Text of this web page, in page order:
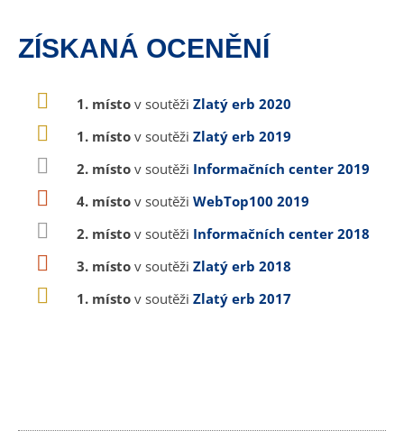
ZÍSKANÁ OCENĚNÍ
1. místo v soutěži Zlatý erb 2020
1. místo v soutěži Zlatý erb 2019
2. místo v soutěži Informačních center 2019
4. místo v soutěži WebTop100 2019
2. místo v soutěži Informačních center 2018
3. místo v soutěži Zlatý erb 2018
1. místo v soutěži Zlatý erb 2017